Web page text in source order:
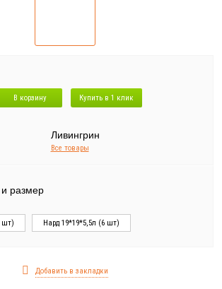
В корзину Купить в 1 клик
Все товары
и размер
шт) Нард 19*19*5,5л (6 шт)
Добавить в закладки